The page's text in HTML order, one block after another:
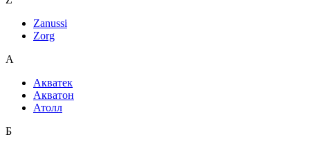
Zanussi
Zorg
А
Акватек
Акватон
Атолл
Б